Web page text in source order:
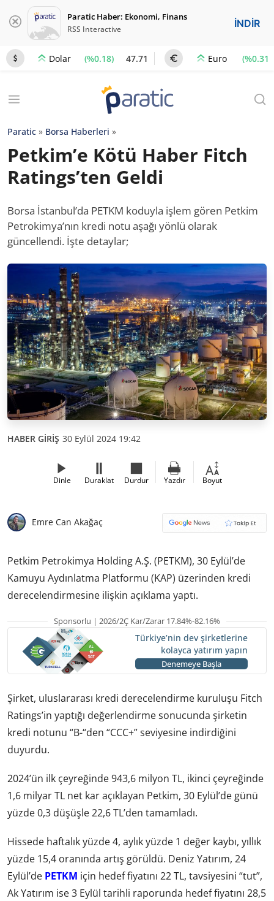
Paratic Haber: Ekonomi, Finans
RSS Interactive İNDİR
Dolar (%0.18) 47.71 Euro (%0.31)
Paratic » Borsa Haberleri »
Petkim’e Kötü Haber Fitch
Ratings’ten Geldi
Borsa İstanbul’da PETKM koduyla işlem gören Petkim
Petrokimya’nın kredi notu aşağı yönlü olarak
güncellendi. İşte detaylar;
HABER GİRİŞ 30 Eylül 2024 19:42
Dinle Duraklat Durdur Yazdır Boyut
Emre Can Akağaç
Petkim Petrokimya Holding A.Ş. (PETKM), 30 Eylül’de
Kamuyu Aydınlatma Platformu (KAP) üzerinden kredi
derecelendirmesine ilişkin açıklama yaptı.
Sponsorlu | 2026/2Ç Kar/Zarar 17.84%-82.16%
Türkiye’nin dev şirketlerine
kolayca yatırım yapın
Denemeye Başla
Şirket, uluslararası kredi derecelendirme kuruluşu Fitch
Ratings’in yaptığı değerlendirme sonucunda şirketin
kredi notunu “B-“den “CCC+” seviyesine indirdiğini
duyurdu.
2024’ün ilk çeyreğinde 943,6 milyon TL, ikinci çeyreğinde
1,6 milyar TL net kar açıklayan Petkim, 30 Eylül’de günü
yüzde 0,3 düşüşle 22,6 TL’den tamamladı.
Hissede haftalık yüzde 4, aylık yüzde 1 değer kaybı, yıllık
yüzde 15,4 oranında artış görüldü. Deniz Yatırım, 24
Eylül’de PETKM için hedef fiyatını 22 TL, tavsiyesini “tut”,
Ak Yatırım ise 3 Eylül tarihli raporunda hedef fiyatını 28,5